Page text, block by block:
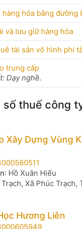
hàng hóa bằng đường
và lưu giữ hàng hóa
tài sản vô hình phi
trung cấp
Dạy nghề.
số thuế công
Xây Dựng Vùng
: Hồ Xuân Hiếu
Trạch, Xã Phúc Trạch,
Hương Liên